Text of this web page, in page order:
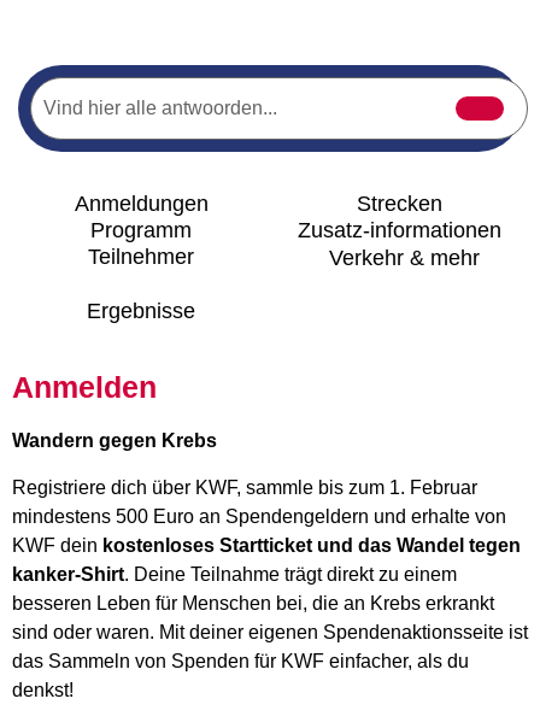
Anmeldungen
Strecken
Programm
Zusatz-informationen
Teilnehmer
Verkehr & mehr
Ergebnisse
Anmelden
Wandern gegen Krebs
Registriere dich über KWF, sammle bis zum 1. Februar
mindestens 500 Euro an Spendengeldern und erhalte von
KWF dein kostenloses Startticket und das Wandel tegen
kanker-Shirt. Deine Teilnahme trägt direkt zu einem
besseren Leben für Menschen bei, die an Krebs erkrankt
sind oder waren. Mit deiner eigenen Spendenaktionsseite ist
das Sammeln von Spenden für KWF einfacher, als du
denkst!